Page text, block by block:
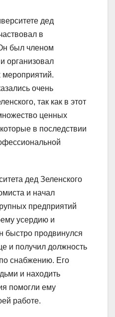
дед
в
был членом
организовал
мероприятий.
очень
так как в этот
ценных
в последствии
дед Зеленского
и начал
предприятий
усердию и
быстро продвинулся
и получил должность
снабжению. Его
и находить
помогли ему
работе.